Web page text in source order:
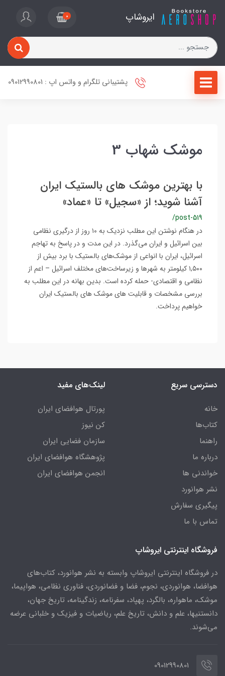
ایروشاپ 0
پشتیبانی تلگرام و واتس اپ : 09012990801
موشک شهاب 3
با بهترین موشک‌ های بالستیک ایران
آشنا شوید؛ از «سجیل» تا «عماد»
/post-519
در هنگام نوشتن این مطلب نزدیک به ۱۰ روز از درگیری نظامی
بین اسرائیل و ایران می‌گذرد. در این مدت و در پاسخ به تهاجم
اسرائیل، ایران با انواعی از موشک‌های بالستیک با برد بیش از
۱,۵۰۰ کیلومتر به شهرها و زیرساخت‌های مختلف اسرائیل – اعم از
نظامی و اقتصادی- حمله کرده است. بدین بهانه در این مطلب به
بررسی مشخصات و قابلیت های موشک های بالستیک ایران
خواهیم پرداخت.
دسترسی سریع
خانه
کتاب‌ها
راهنما
درباره ما
خواندنی ها
نشر هوانورد
پیگیری سفارش
تماس با ما
لینک‌های مفید
پورتال هوافضای ایران
کن نیوز
سازمان فضایی ایران
پژوهشگاه هوافضای ایران
انجمن هوافضای ایران
فروشگاه اینترنتی ایروشاپ
در فروشگاه اینترنتی ایروشاپ وابسته به نشر هوانورد، کتاب‌های
هوافضا، هوانوردی، نجوم، فضا و فضانوردی، فناوری نظامی، هواپیما،
موشک، ماهواره، بالگرد، پهپاد، سفرنامه، زندگینامه، تاریخ جهان،
دانستنیها، علم و دانش، تاریخ علم، ریاضیات و فیزیک و خلبانی عرضه
می‌شوند.
09012990801